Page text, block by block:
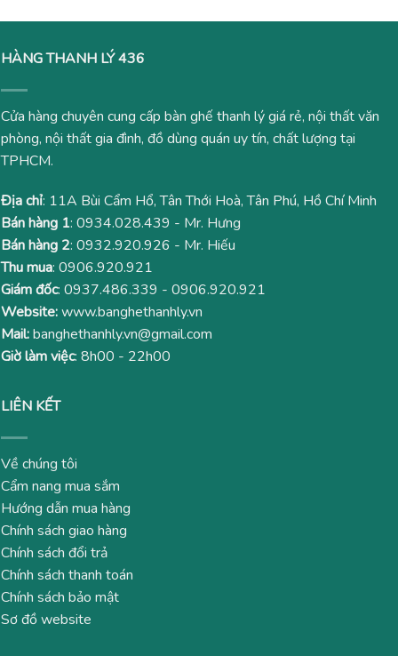
HÀNG THANH LÝ 436
Cửa hàng chuyên cung cấp bàn ghế thanh lý giá rẻ, nội thất văn
phòng, nội thất gia đình, đồ dùng quán uy tín, chất lượng tại
TPHCM.
Địa chỉ: 11A Bùi Cẩm Hổ, Tân Thới Hoà, Tân Phú, Hồ Chí Minh
Bán hàng 1: 0934.028.439 - Mr. Hưng
Bán hàng 2: 0932.920.926 - Mr. Hiếu
Thu mua: 0906.920.921
Giám đốc: 0937.486.339 - 0906.920.921
Website:www.banghethanhly.vn
Mail:banghethanhly.vn@gmail.com
Giờ làm việc: 8h00 - 22h00
LIÊN KẾT
Về chúng tôi
Cẩm nang mua sắm
Hướng dẫn mua hàng
Chính sách giao hàng
Chính sách đổi trả
Chính sách thanh toán
Chính sách bảo mật
Sơ đồ website